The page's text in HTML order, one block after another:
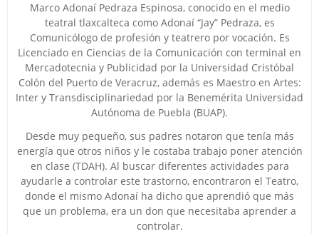
Marco Adonaí Pedraza Espinosa, conocido en el medio
teatral tlaxcalteca como Adonaí “Jay” Pedraza, es
Comunicólogo de profesión y teatrero por vocación. Es
Licenciado en Ciencias de la Comunicación con terminal en
Mercadotecnia y Publicidad por la Universidad Cristóbal
Colón del Puerto de Veracruz, además es Maestro en Artes:
Inter y Transdisciplinariedad por la Benemérita Universidad
Autónoma de Puebla (BUAP).
Desde muy pequeño, sus padres notaron que tenía más
energía que otros niños y le costaba trabajo poner atención
en clase (TDAH). Al buscar diferentes actividades para
ayudarle a controlar este trastorno, encontraron el Teatro,
donde el mismo Adonaí ha dicho que aprendió que más
que un problema, era un don que necesitaba aprender a
controlar.